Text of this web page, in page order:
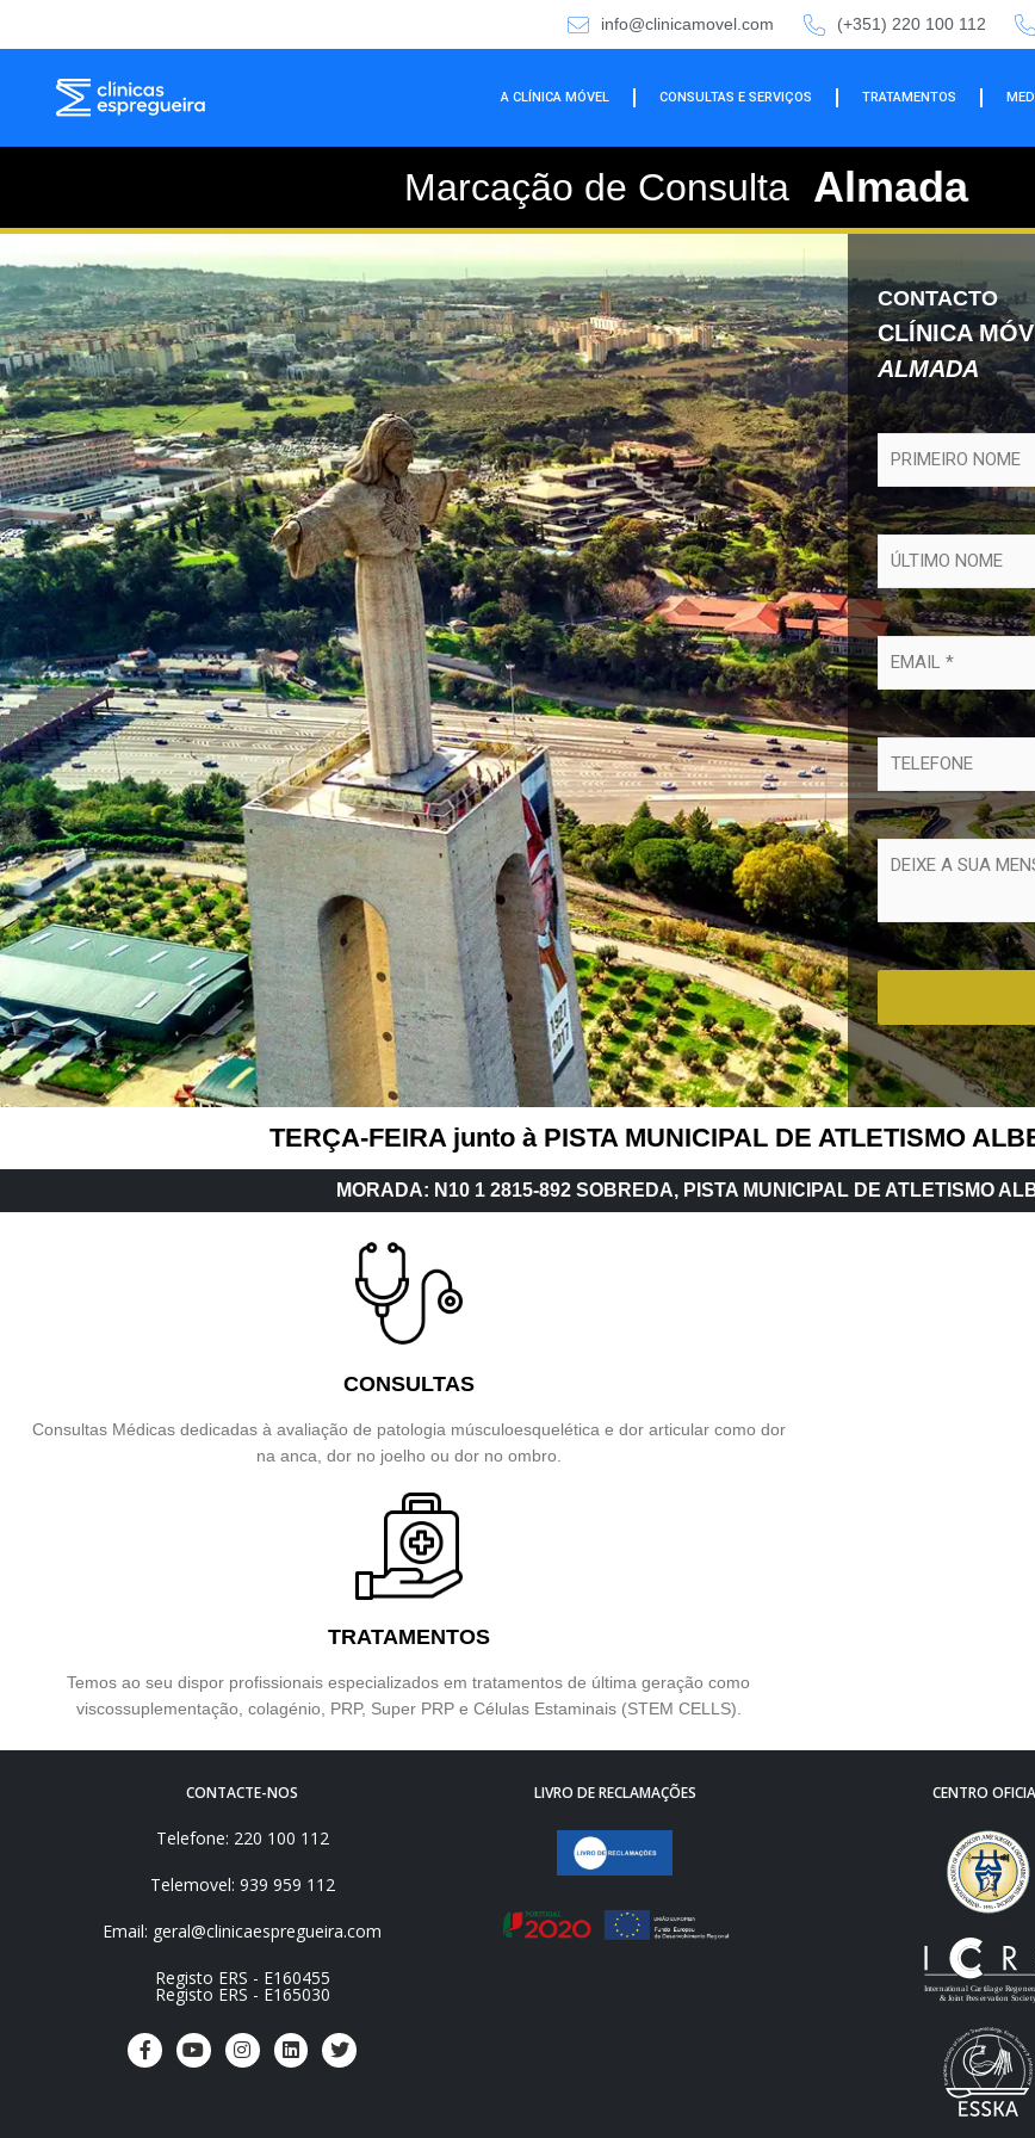
info@clinicamovel.com (+351) 220 100 112
A CLÍNICA MÓVEL CONSULTAS E SERVIÇOS TRATAMENTOS
Marcação de Consulta Almada
CONTACTO
CLÍNICA
ALMADA
TERÇA-FEIRA junto à PISTA MUNICIPAL DE ATLETISMO
MORADA: N10 1 2815-892 SOBREDA, PISTA MUNICIPAL DE ATLETISMO
CONSULTAS
Consultas Médicas dedicadas à avaliação de patologia músculoesquelética e dor articular como dor
na anca, dor no joelho ou dor no ombro.
TRATAMENTOS
Temos ao seu dispor profissionais especializados em tratamentos de última geração como
viscossuplementação, colagénio, PRP, Super PRP e Células Estaminais (STEM CELLS).
CONTACTE-NOS
Telefone: 220 100 112
Telemovel: 939 959 112
Email: geral@clinicaespregueira.com
Registo ERS - E160455
Registo ERS - E165030
LIVRO DE RECLAMAÇÕES CENTRO